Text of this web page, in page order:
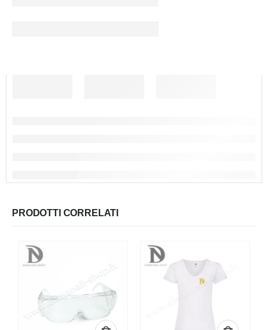
PRODOTTI CORRELATI